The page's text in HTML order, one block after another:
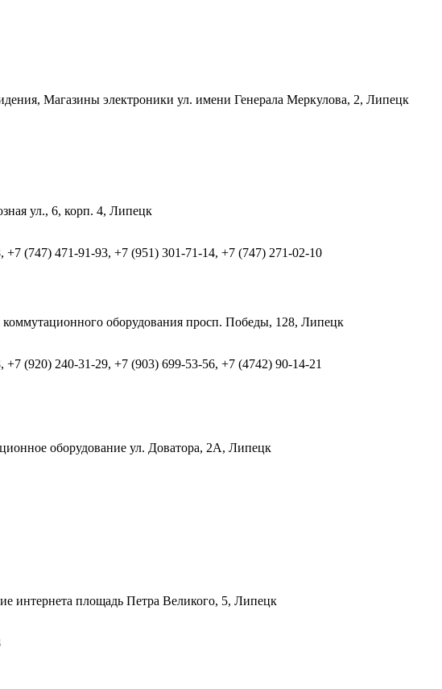
Магазины электроники ул. имени Генерала Меркулова, 2, Липецк
ул., 6, корп. 4, Липецк
(747) 471-91-93, +7 (951) 301-71-14, +7 (747) 271-02-10
оборудования просп. Победы, 128, Липецк
(920) 240-31-29, +7 (903) 699-53-56, +7 (4742) 90-14-21
оборудование ул. Доватора, 2А, Липецк
интернета площадь Петра Великого, 5, Липецк